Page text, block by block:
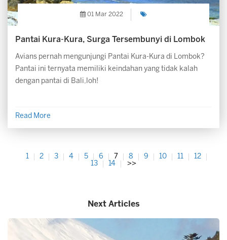
01 Mar 2022
Pantai Kura-Kura, Surga Tersembunyi di Lombok
Avians pernah mengunjungi Pantai Kura-Kura di Lombok?
Pantai ini ternyata memiliki keindahan yang tidak kalah
dengan pantai di Bali,loh!
Read More
1 2 3 4 5 6 7 8 9 10 11
12
13
14 >>
Next Articles